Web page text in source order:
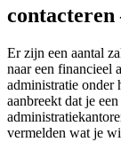
contacteren
Er zijn een aantal
naar een financieel
administratie onder
aanbreekt dat je
vermelden wat je